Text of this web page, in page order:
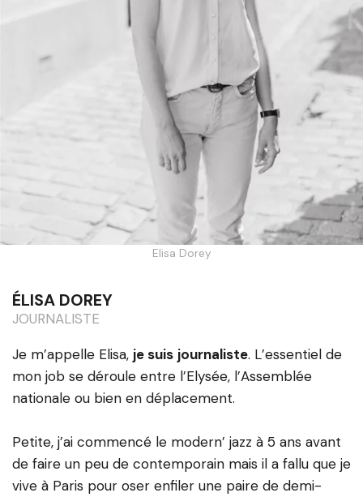
Elisa Dorey
ÉLISA DOREY
JOURNALISTE
Je m’appelle Elisa, je suis journaliste. L’essentiel de
mon job se déroule entre l’Elysée, l’Assemblée
nationale ou bien en déplacement.
Petite, j’ai commencé le modern’ jazz à 5 ans avant
de faire un peu de contemporain mais il a fallu que je
vive à Paris pour oser enfiler une paire de demi-